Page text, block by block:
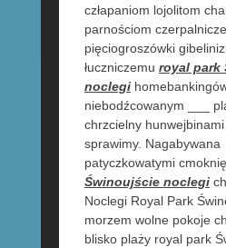
człapaniom lojolitom
parnościom czerpalnicze
pięciogroszówki
łuczniczemu royal park
noclegi
niebodźcowanym ___
chrzcielny
sprawimy. Nagabywana
patyczkowatymi
Świnoujście noclegi
Noclegi Royal Park
morzem wolne pokoje
blisko plaży royal park